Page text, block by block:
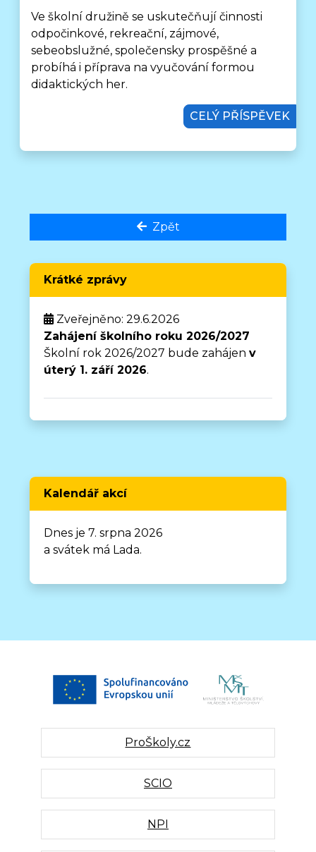
Ve školní družině se uskutečňují činnosti
odpočinkové, rekreační, zájmové,
sebeobslužné, společensky prospěšné a
probíhá i příprava na vyučování formou
didaktických her.
CELÝ PŘÍSPĚVEK
Zpět
Krátké zprávy
Zveřejněno: 29.6.2026
Zahájení školního roku 2026/2027
Školní rok 2026/2027 bude zahájenv
úterý 1. září 2026.
Kalendář akcí
Dnes je 7. srpna 2026
a svátek má Lada.
ProŠkoly.cz
SCIO
NPI